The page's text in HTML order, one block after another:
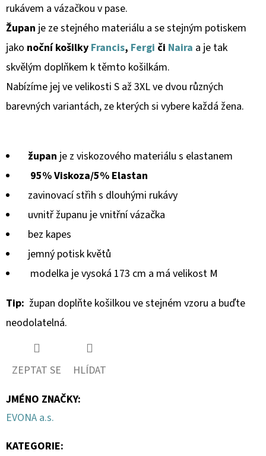
rukávem a vázačkou v pase.
Župan je ze stejného materiálu a se stejným potiskem
jako noční košilky Francis, Fergi či Naira a je tak
skvělým doplňkem k těmto košilkám.
Nabízíme jej ve velikosti S až 3XL ve dvou různých
barevných variantách, ze kterých si vybere každá žena.
župan je z viskozového materiálu s elastanem
95% Viskoza/5% Elastan
zavinovací střih s dlouhými rukávy
uvnitř županu je vnitřní vázačka
bez kapes
jemný potisk květů
modelka je vysoká 173 cm a má velikost M
Tip: župan doplňte košilkou ve stejném vzoru a buďte
neodolatelná.
ZEPTAT SE
HLÍDAT
JMÉNO ZNAČKY:
EVONA a.s.
KATEGORIE:
D
O
P
O
R
E
M
E
CERAVE
MOISTURIZING
LOTION
298